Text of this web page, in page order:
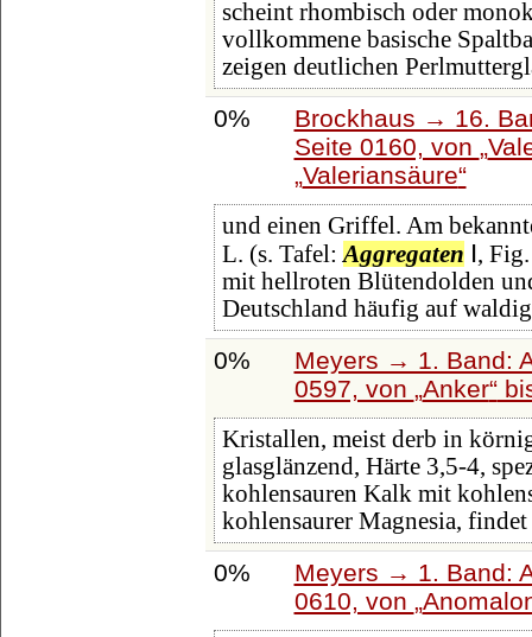
scheint rhombisch oder
vollkommene basische
zeigen deutlichen
0%
Brockhaus → 16.
Seite 0160, von
Valeriansäure
und einen Griffel. Am
L. (s. Tafel: Aggregaten Ⅰ,
mit hellroten Blütendolden
Deutschland häufig auf
0%
Meyers → 1. Band:
0597, von Anker
Kristallen, meist derb in
glasglänzend, Härte 3,5-4,
kohlensauren Kalk mit
kohlensaurer Magnesia, findet
0%
Meyers → 1. Band:
0610, von